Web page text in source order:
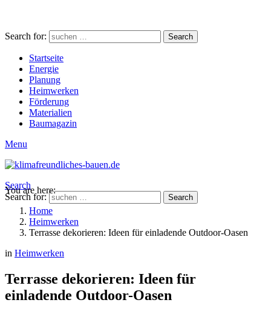
Search for: Search
Startseite
Energie
Planung
Heimwerken
Förderung
Materialien
Baumagazin
Menu
Search
Search for:
Search
You are here:
Home
Heimwerken
Terrasse dekorieren: Ideen für einladende Outdoor-Oasen
in Heimwerken
Terrasse dekorieren: Ideen für
einladende Outdoor-Oasen